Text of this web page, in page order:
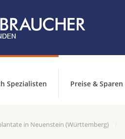
Spezialisten Preise & Sparen
in Neuenstein (Württemberg)